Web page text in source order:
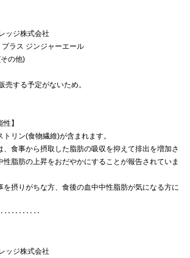
ッジ株式会社
プラス ジンジャーエール
の他)
売する予定がないため。
】
リン(食物繊維)が含まれます。
、食事から摂取した脂肪の吸収を抑えて排出を増加さ
脂肪の上昇をおだやかにすることが報告されていま
を摂りがちな方、食後の血中中性脂肪が気になる方に
ッジ株式会社